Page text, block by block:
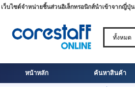
เว็บไซต์จำหน่ายชิ้นส่วนอิเล็กทรอนิกส์นำเข้าจากญี่ปุ่น
หน้าหลัก ค้นหาสินค้า